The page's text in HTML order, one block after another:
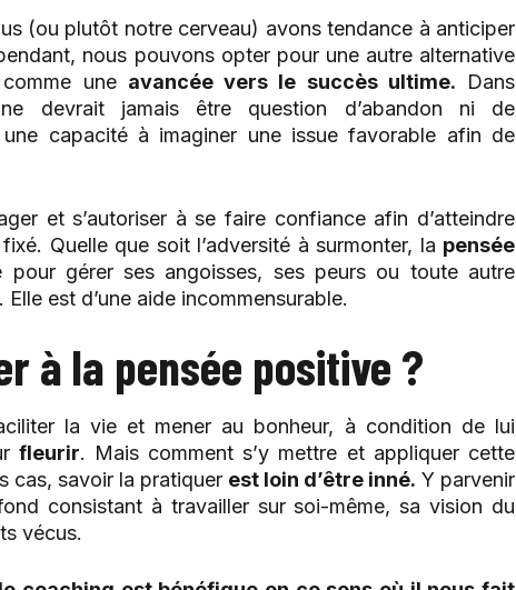
(ou plutôt notre cerveau) avons tendance à anticiper
nous pouvons opter pour une autre alternative
une avancée vers le succès ultime. Dans
devrait jamais être question d’abandon ni de
capacité à imaginer une issue favorable afin de
et s’autoriser à se faire confiance afin d’atteindre
Quelle que soit l’adversité à surmonter, la pensée
pour gérer ses angoisses, ses peurs ou toute autre
. Elle est d’une aide incommensurable.
à la pensée positive ?
la vie et mener au bonheur, à condition de lui
fleurir. Mais comment s’y mettre et appliquer cette
cas, savoir la pratiquer est loin d’être inné. Y parvenir
consistant à travailler sur soi-même, sa vision du
vécus.